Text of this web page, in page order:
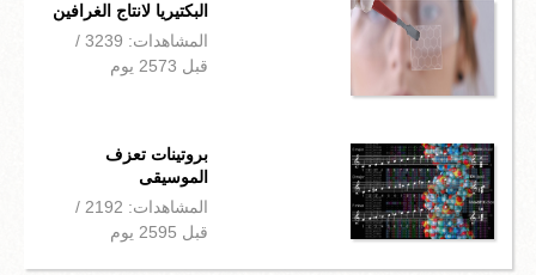
البكتيريا لانتاج الغرافين
المشاهدات: 3239 /
قبل 2573 يوم
بروتينات تعزف
الموسيقى
المشاهدات: 2192 /
قبل 2595 يوم